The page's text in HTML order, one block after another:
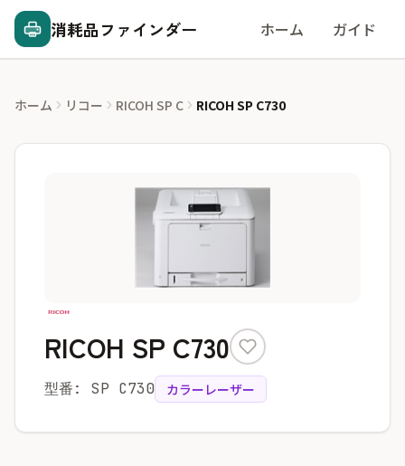
消耗品ファインダー ホーム ガイド
ホーム リコー RICOH SP C RICOH SP C730
RICOH SP C730
型番: SP C730 カラーレーザー